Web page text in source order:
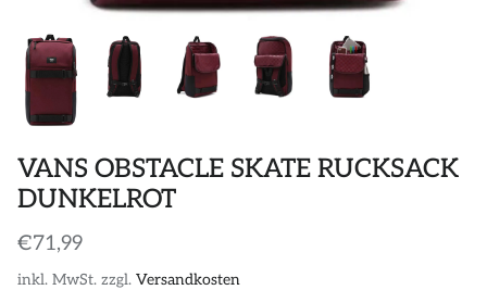
VANS OBSTACLE SKATE RUCKSACK
DUNKELROT
€71,99
inkl. MwSt. zzgl. Versandkosten